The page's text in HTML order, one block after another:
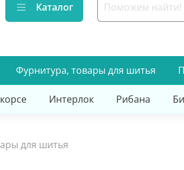
Каталог
Фурнитура, товары для шитья
Интерлок Рибана
для шитья